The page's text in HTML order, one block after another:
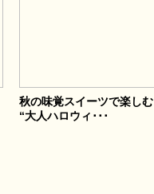
秋の味覚スイーツで楽しむ
“大人ハロウィ･･･